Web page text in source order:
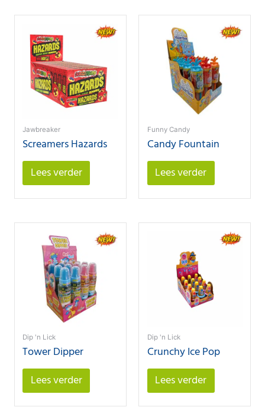
Jawbreaker
Screamers Hazards
Lees verder
Funny Candy
Candy Fountain
Lees verder
Dip 'n Lick
Tower Dipper
Lees verder
Dip 'n Lick
Crunchy Ice Pop
Lees verder